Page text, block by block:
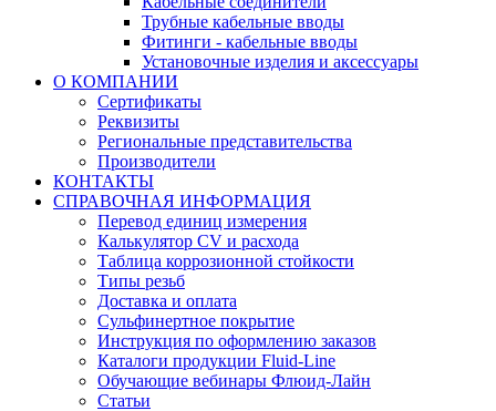
Трубные кабельные вводы
Фитинги - кабельные вводы
Установочные изделия и аксессуары
О КОМПАНИИ
Сертификаты
Реквизиты
Региональные представительства
Производители
КОНТАКТЫ
СПРАВОЧНАЯ ИНФОРМАЦИЯ
Перевод единиц измерения
Калькулятор CV и расхода
Таблица коррозионной стойкости
Типы резьб
Доставка и оплата
Сульфинертное покрытие
Инструкция по оформлению заказов
Каталоги продукции Fluid-Line
Обучающие вебинары Флюид-Лайн
Статьи